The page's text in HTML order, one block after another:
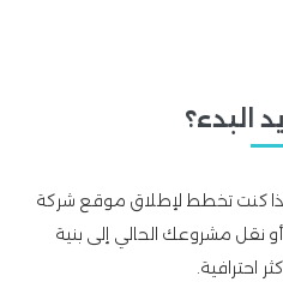
البدء؟
كنت تخطط لإطلاق موقع شركة
نقل مشروعك الحالي إلى بنية
احترافية.